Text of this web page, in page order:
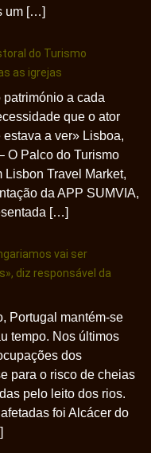
um […]
do Turismo
as igrejas
a cada
que o ator
a ver» Lisboa,
O Palco do Turismo
Lisbon Travel Market,
da APP SUMVIA,
[…]
vai ser
diz responsável da
Portugal mantém-se
tempo. Nos últimos
dos
para o risco de cheias
pelo leito dos rios.
foi Alcácer do